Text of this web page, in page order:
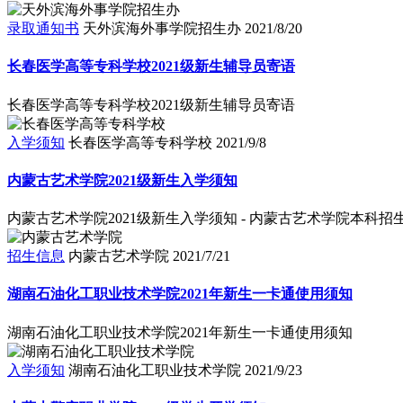
录取通知书 天外滨海外事学院招生办 2021/8/20
长春医学高等专科学校2021级新生辅导员寄语
长春医学高等专科学校2021级新生辅导员寄语
入学须知 长春医学高等专科学校 2021/9/8
内蒙古艺术学院2021级新生入学须知
内蒙古艺术学院2021级新生入学须知 - 内蒙古艺术学院本科招
招生信息 内蒙古艺术学院 2021/7/21
湖南石油化工职业技术学院2021年新生一卡通使用须知
湖南石油化工职业技术学院2021年新生一卡通使用须知
入学须知 湖南石油化工职业技术学院 2021/9/23